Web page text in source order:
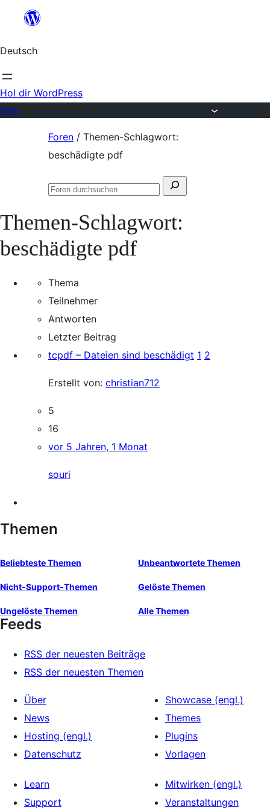
springen
Deutsch
Hol dir WordPress
Foren / Themen-Schlagwort:
beschädigte pdf
Suchen
Foren
Themen-Schlagwort:
beschädigte pdf
Thema
Teilnehmer
Antworten
Letzter Beitrag
tcpdf – Dateien sind beschädigt 1 2
Erstellt von: christian712
5
16
vor 5 Jahren, 1 Monat
souri
Themen
Beliebteste Themen Unbeantwortete Themen
Nicht-Support-Themen Gelöste Themen
Ungelöste Themen Alle Themen
Feeds
RSS der neuesten Beiträge
RSS der neuesten Themen
Über
News
Hosting (engl.)
Datenschutz
Showcase (engl.)
Themes
Plugins
Vorlagen
Learn
Support
Mitwirken (engl.)
Veranstaltungen